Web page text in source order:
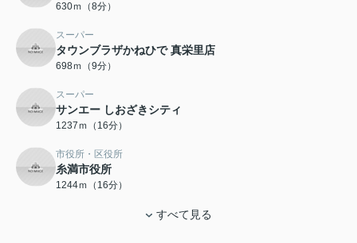
630ｍ（8分）
スーパー
タウンブラザかねひで 真栄里店
698ｍ（9分）
スーパー
サンエー しおざきシティ
1237ｍ（16分）
市役所・区役所
糸満市役所
1244ｍ（16分）
すべて見る